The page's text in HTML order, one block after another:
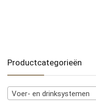
Productcategorieën
Voer- en drinksystemen